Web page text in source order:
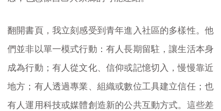
翻開書頁，我立刻感受到青年進入社區的多樣性。他
們並非以單一模式行動：有人長期留駐，讓生活本身
成為行動；有人從文化、信仰或記憶切入，慢慢靠近
地方；有人透過專業、組織或數位工具建立信任；也
有人運用科技或媒體創造新的公共互動方式。這些差